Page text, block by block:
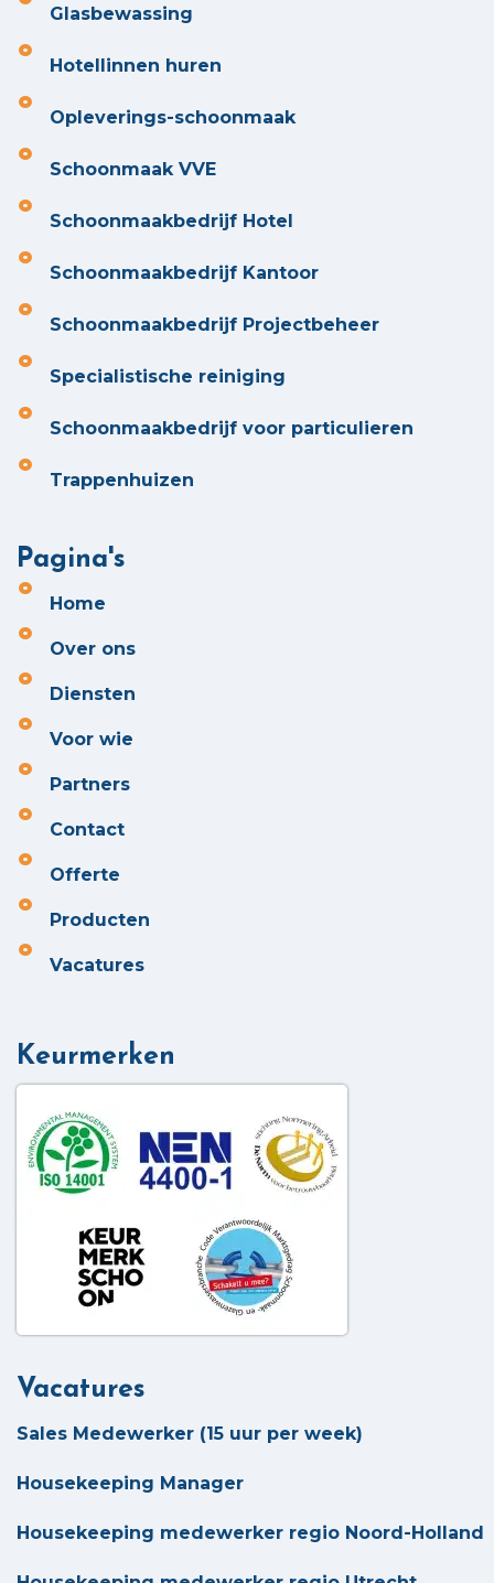
Glasbewassing
Hotellinnen huren
Opleverings-schoonmaak
Schoonmaak VVE
Schoonmaakbedrijf Hotel
Schoonmaakbedrijf Kantoor
Schoonmaakbedrijf Projectbeheer
Specialistische reiniging
Schoonmaakbedrijf voor particulieren
Trappenhuizen
Pagina's
Home
Over ons
Diensten
Voor wie
Partners
Contact
Offerte
Producten
Vacatures
Keurmerken
Vacatures
Sales Medewerker (15 uur per week)
Housekeeping Manager
Housekeeping medewerker regio Noord-Holland